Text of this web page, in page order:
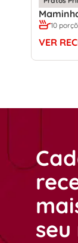
10
VER